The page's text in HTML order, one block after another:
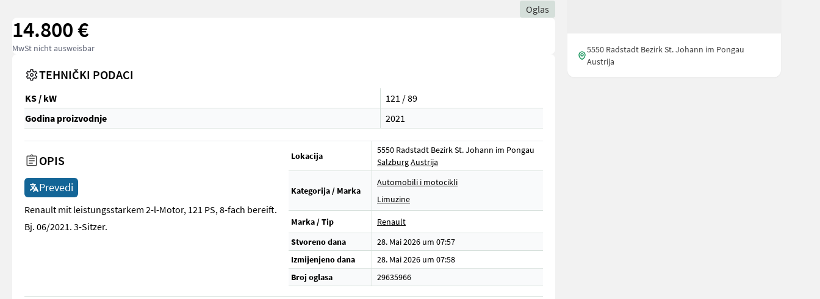
Oglas
14.800 €
MwSt nicht ausweisbar
TEHNIČKI PODACI
KS / kW
121 / 89
Godina proizvodnje
2021
OPIS
Prevedi
Renault mit leistungsstarkem 2-l-Motor, 121 PS, 8-fach bereift.
Bj. 06/2021. 3-Sitzer.
Lokacija
5550 Radstadt Bezirk St. Johann im Pongau
SalzburgAustrija
Kategorija / Marka
Automobili i motocikli
Limuzine
Marka / Tip
Renault
Stvoreno dana
28. Mai 2026 um 07:57
Izmijenjeno dana
28. Mai 2026 um 07:58
Broj oglasa
29635966
5550 Radstadt Bezirk St. Johann im Pongau
Austrija